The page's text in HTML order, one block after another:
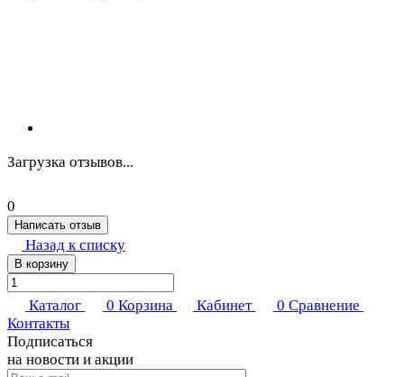
Загрузка отзывов...
0
Написать отзыв
Назад к списку
В корзину
Каталог 0 Корзина Кабинет 0 Сравнение
Контакты
Подписаться
на новости и акции